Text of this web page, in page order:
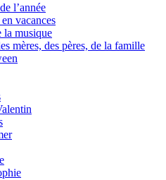
l’année
vacances
la musique
mères, des pères, de la famille